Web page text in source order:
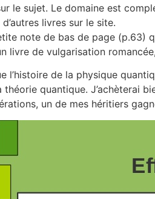
le sujet. Le domaine est
livres sur le site.
note de bas de page
livre de vulgarisation
l’histoire de la physique
théorie quantique. J’achèterai
un de mes héritiers